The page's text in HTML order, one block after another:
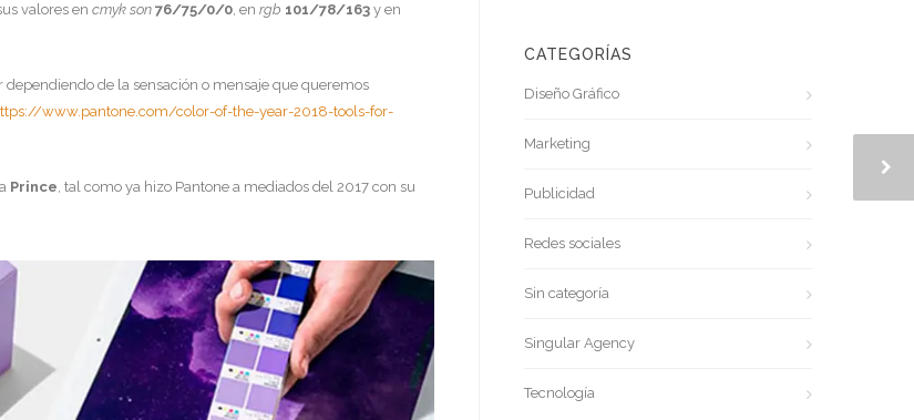
valores en cmyk son 76/75/0/0, en rgb 101/78/163 y en
de la sensación o mensaje que queremos
www.pantone.com/color-of-the-year-2018-tools-for-
Prince, tal como ya hizo Pantone a mediados del 2017 con su
CATEGORÍAS
Diseño Gráfico
Marketing
Publicidad
Redes sociales
Sin categoría
Singular Agency
Tecnología